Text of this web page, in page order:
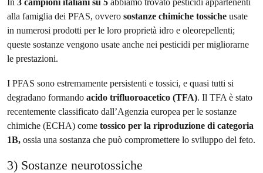
alla famiglia dei PFAS, ovvero sostanze chimiche tossiche usate
in numerosi prodotti per le loro proprietà idro e oleorepellenti;
queste sostanze vengono usate anche nei pesticidi per migliorarne
le prestazioni.
I PFAS sono estremamente persistenti e tossici, e quasi tutti si
degradano formando acido trifluoroacetico (TFA). Il TFA è stato
recentemente classificato dall’Agenzia europea per le sostanze
chimiche (ECHA) come tossico per la riproduzione di categoria
1B, ossia una sostanza che può compromettere lo sviluppo del feto.
3) Sostanze neurotossiche